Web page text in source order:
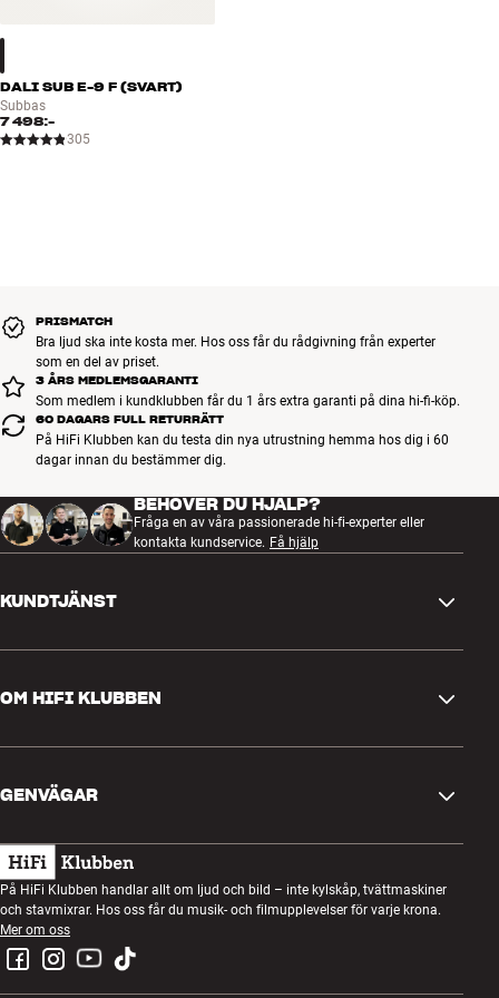
DALI SUB E-9 F (SVART)
Subbas
7 498:-
305
PRISMATCH
Bra ljud ska inte kosta mer. Hos oss får du rådgivning från experter
som en del av priset.
3 ÅRS MEDLEMSGARANTI
Som medlem i kundklubben får du 1 års extra garanti på dina hi-fi-köp.
60 DAGARS FULL RETURRÄTT
På HiFi Klubben kan du testa din nya utrustning hemma hos dig i 60
dagar innan du bestämmer dig.
BEHÖVER DU HJÄLP?
Fråga en av våra passionerade hi-fi-experter eller
kontakta kundservice. Få hjälp
KUNDTJÄNST
Retur och reklamation
Ångra beställning
Köpvillkor
Integritetspolicy
OM HIFI KLUBBEN
Kundklubb
Lyssnarkväll
Tävlingar
Jobb i HiFi Klubben
GENVÄGAR
Presentkort
Bygg med ljud
Montering och installation
På HiFi Klubben handlar allt om ljud och bild – inte kylskåp, tvättmaskiner
och stavmixrar. Hos oss får du musik- och filmupplevelser för varje krona.
Mer om oss